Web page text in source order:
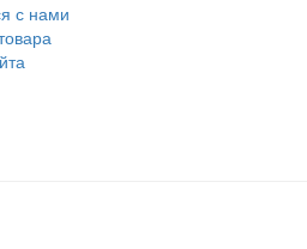
с нами